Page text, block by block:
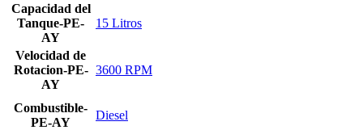
Capacidad del
Tanque-PE-
AY
15 Litros
Velocidad de
Rotacion-PE-
AY
3600 RPM
Combustible-
PE-AY
Diesel